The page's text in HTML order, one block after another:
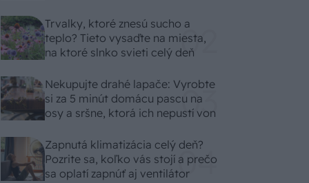
Trvalky, ktoré znesú sucho a
teplo? Tieto vysaďte na miesta,
na ktoré slnko svieti celý deň
Nekupujte drahé lapače: Vyrobte
si za 5 minút domácu pascu na
osy a sršne, ktorá ich nepustí von
Zapnutá klimatizácia celý deň?
Pozrite sa, koľko vás stojí a prečo
sa oplatí zapnúť aj ventilátor